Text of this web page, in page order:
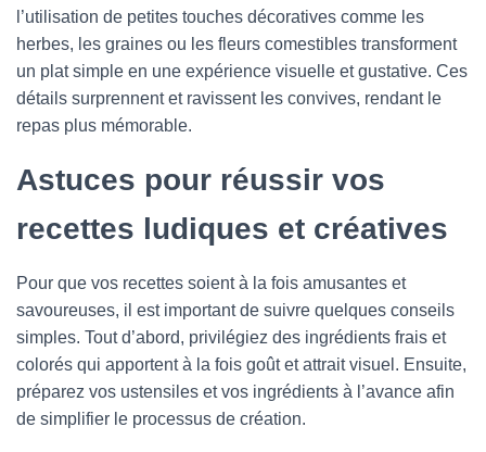
l’utilisation de petites touches décoratives comme les
herbes, les graines ou les fleurs comestibles transforment
un plat simple en une expérience visuelle et gustative. Ces
détails surprennent et ravissent les convives, rendant le
repas plus mémorable.
Astuces pour réussir vos
recettes ludiques et créatives
Pour que vos recettes soient à la fois amusantes et
savoureuses, il est important de suivre quelques conseils
simples. Tout d’abord, privilégiez des ingrédients frais et
colorés qui apportent à la fois goût et attrait visuel. Ensuite,
préparez vos ustensiles et vos ingrédients à l’avance afin
de simplifier le processus de création.